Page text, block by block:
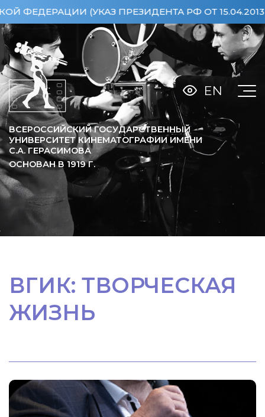
ПРЕЗИДЕНТА РФ ОТ 15.04.2013 №360)
ВСЕРОССИЙСКИЙ ГОСУДАРСТВЕННЫЙ
УНИВЕРСИТЕТ КИНЕМАТОГРАФИИ ИМЕНИ
С.А. ГЕРАСИМОВА
ОСНОВАН В 1919Г.
EN
ВГИК: ТВОРЧЕСКАЯ
ЖИЗНЬ